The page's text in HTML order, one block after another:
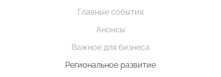
Главные события
Анонсы
Важное для бизнеса
Региональное развитие